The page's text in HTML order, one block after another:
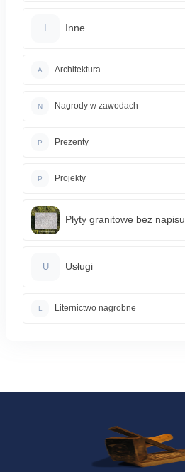
Inne
A Architektura
N Nagrody w zawodach
P Prezenty
P Projekty
Płyty granitowe bez napisu
U Usługi
L Liternictwo nagrobne